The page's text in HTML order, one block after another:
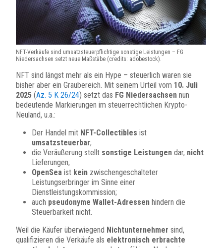
NFT-Verkäufe sind umsatzsteuerpflichtige sonstige Leistungen – FG
Niedersachsen setzt neue Maßstäbe (credits: adobestock).
NFT sind längst mehr als ein Hype – steuerlich waren sie
bisher aber ein Graubereich. Mit seinem Urteil vom 10. Juli
2025 (Az. 5 K 26/24) setzt das FG Niedersachsen nun
bedeutende Markierungen im steuerrechtlichen Krypto-
Neuland, u.a.:
Der Handel mit NFT-Collectibles ist
umsatzsteuerbar;
die Veräußerung stellt sonstige Leistungen dar, nicht
Lieferungen;
OpenSea ist kein zwischengeschalteter
Leistungserbringer im Sinne einer
Dienstleistungskommission;
auch pseudonyme Wallet-Adressen hindern die
Steuerbarkeit nicht.
Weil die Käufer überwiegend Nichtunternehmer sind,
qualifizieren die Verkäufe als elektronisch erbrachte